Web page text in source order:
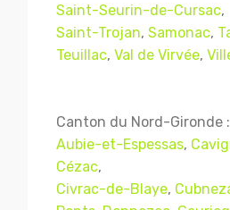
Saint-Seurin-de-Cursac,
Saint-Trojan, Samonac,
Teuillac, Val de Virvée,
Canton du Nord-Gironde :
Aubie-et-Espessas,
Cézac,
Civrac-de-Blaye,
Mentions légales
© Copyright
TRAITEMENT- tous droits